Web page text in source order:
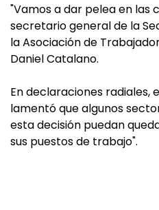
"Vamos a dar pelea en las
secretario general de la
la Asociación de
Daniel Catalano.
En declaraciones radiales,
lamentó que algunos
esta decisión puedan
sus puestos de trabajo".